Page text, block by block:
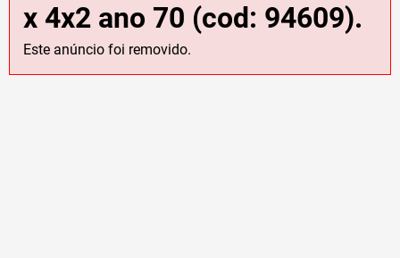
x 4x2 ano 70 (cod: 94609).
Este anúncio foi removido.